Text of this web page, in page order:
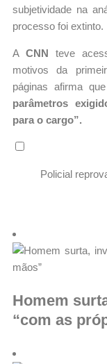
subjetividade na
processo foi extinto.
A CNN teve
motivos da
páginas afirma que
parâmetros
para o cargo”.
Policial
Homem
“com as